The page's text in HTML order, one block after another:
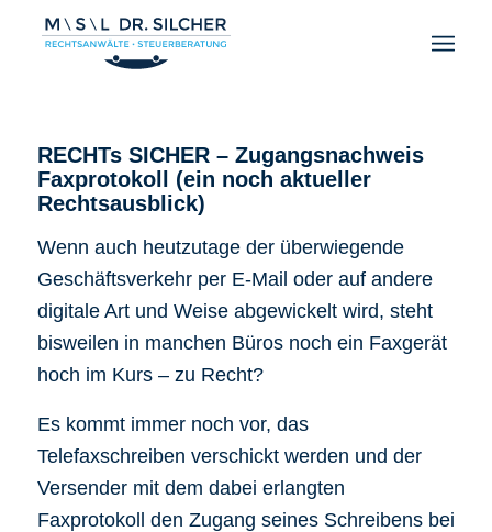
RECHTs SICHER – Zugangsnachweis
Faxprotokoll (ein noch aktueller
Rechtsausblick)
Wenn auch heutzutage der überwiegende
Geschäftsverkehr per E-Mail oder auf andere
digitale Art und Weise abgewickelt wird, steht
bisweilen in manchen Büros noch ein Faxgerät
hoch im Kurs – zu Recht?
Es kommt immer noch vor, das
Telefaxschreiben verschickt werden und der
Versender mit dem dabei erlangten
Faxprotokoll den Zugang seines Schreibens bei